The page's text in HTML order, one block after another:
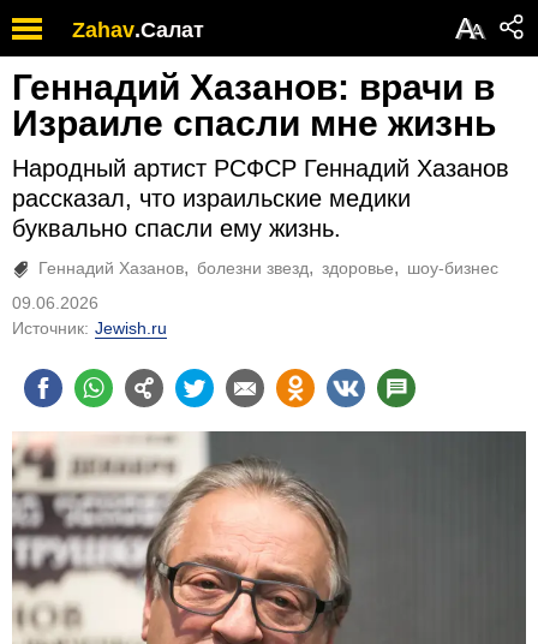
Zahav.Салат АА
Геннадий Хазанов: врачи в
Израиле спасли мне жизнь
Народный артист РСФСР Геннадий Хазанов
рассказал, что израильские медики
буквально спасли ему жизнь.
Геннадий Хазанов болезни звезд здоровье
шоу-бизнес
09.06.2026
Источник: Jewish.ru